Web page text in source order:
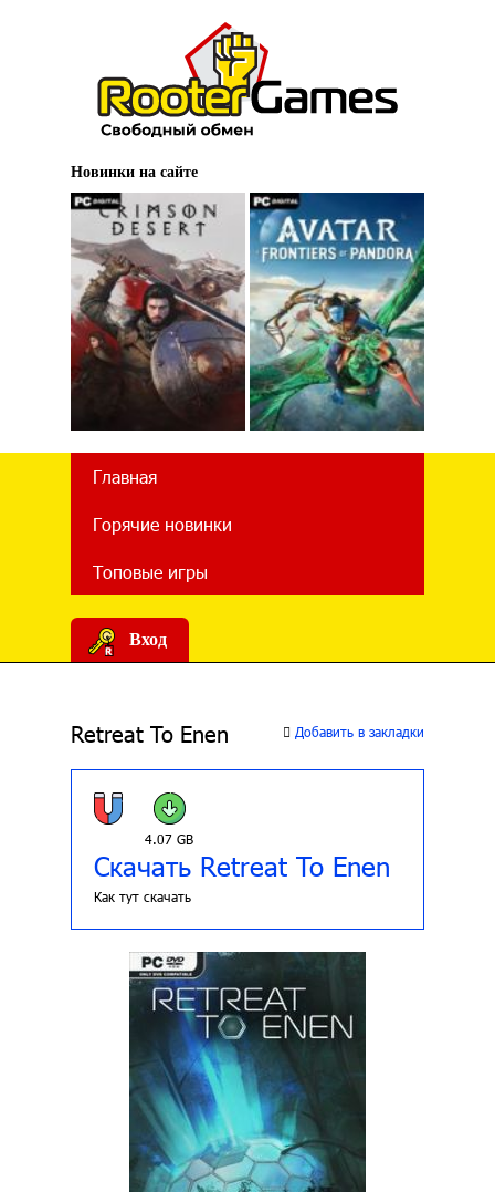
Новинки на сайте
Главная
Горячие новинки
Топовые игры
Вход
Retreat To Enen Добавить в закладки
4.07 GB
Скачать Retreat To Enen
Как тут скачать